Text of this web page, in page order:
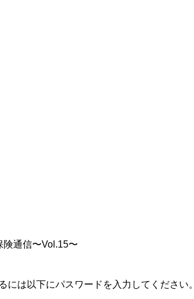
通信〜Vol.15〜
は以下にパスワードを入力してください。